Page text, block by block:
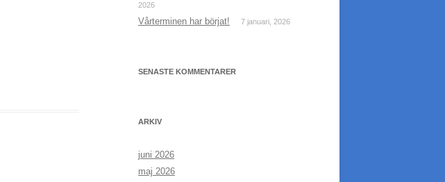
2026
Vårterminen har börjat! 7 januari, 2026
SENASTE KOMMENTARER
ARKIV
juni 2026
maj 2026